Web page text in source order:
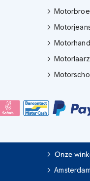
Onze
Amsterdam